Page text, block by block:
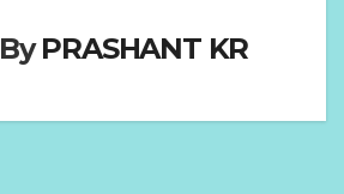
ByPRASHANT KR